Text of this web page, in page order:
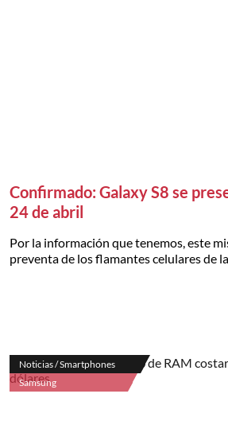
Confirmado: Galaxy S8 se
24 de abril
Por la información que tenemos, este
preventa de los flamantes celulares de
Noticias / Smartphones
Samsung